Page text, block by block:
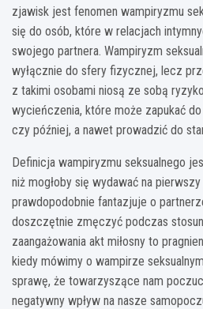
zjawisk jest fenomen wampiryzmu
się do osób, które w relacjach
swojego partnera. Wampiryzm
wyłącznie do sfery fizycznej, lecz
z takimi osobami niosą ze sobą
wycieńczenia, które może zapukać
czy później, a nawet prowadzić do
Definicja wampiryzmu seksualnego
niż mogłoby się wydawać na
prawdopodobnie fantazjuje o
doszczętnie zmęczyć podczas
zaangażowania akt miłosny to
kiedy mówimy o wampirze
sprawę, że towarzyszące nam
negatywny wpływ na nasze